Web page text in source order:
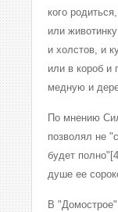
кого
или
и холстов, и
или в короб и
медную и
По мнению
позволял не
будет
душе ее
В